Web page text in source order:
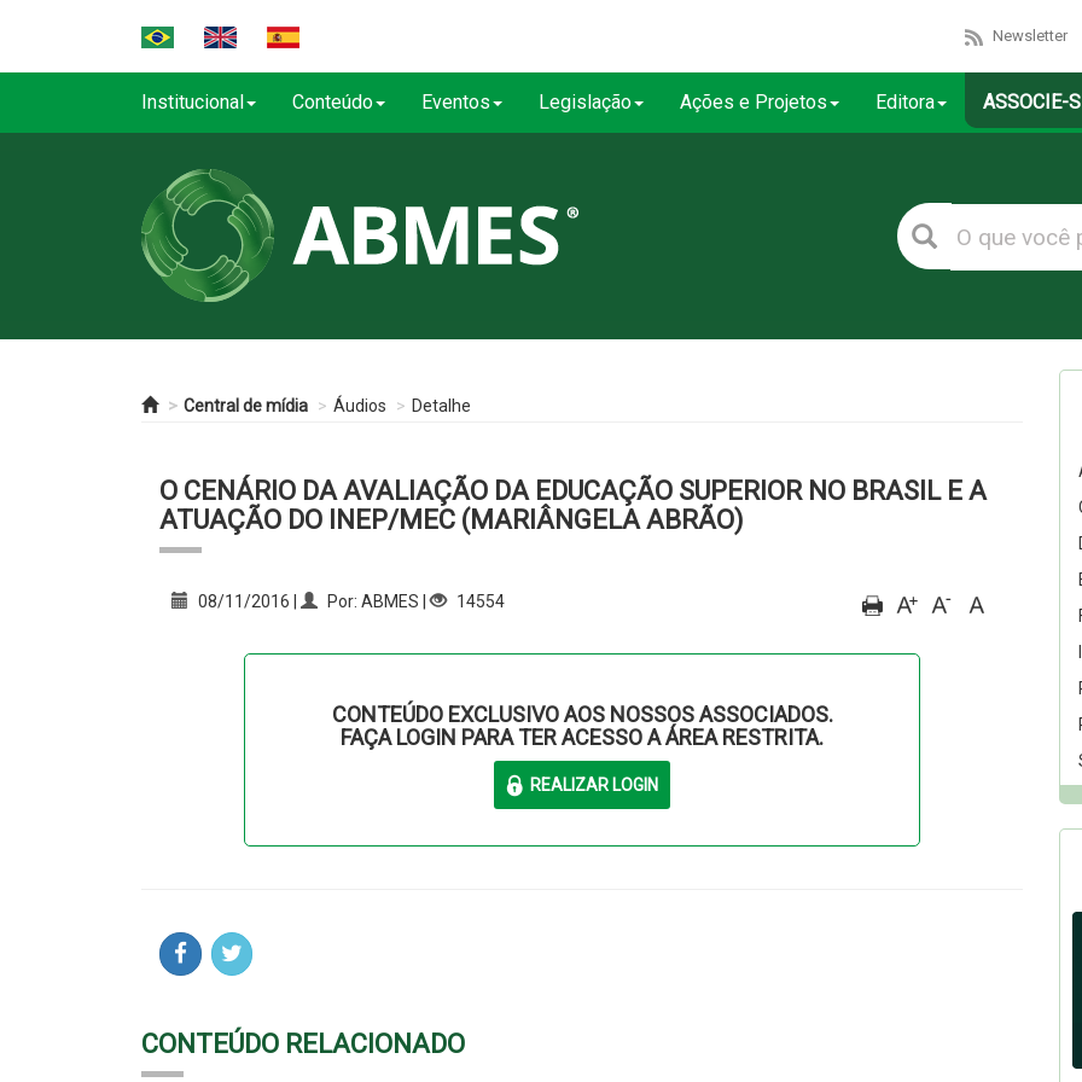
Newsletter
Institucional Conteúdo Eventos Legislação Ações e Projetos Editora ASSOCIE-
Central de mídia Áudios Detalhe
O CENÁRIO DA AVALIAÇÃO DA EDUCAÇÃO SUPERIOR NO BRASIL E A
ATUAÇÃO DO INEP/MEC (MARIÂNGELA ABRÃO)
08/11/2016 | Por: ABMES | 14554
CONTEÚDO EXCLUSIVO AOS NOSSOS ASSOCIADOS.
FAÇA LOGIN PARA TER ACESSO A ÁREA RESTRITA.
CONTEÚDO RELACIONADO